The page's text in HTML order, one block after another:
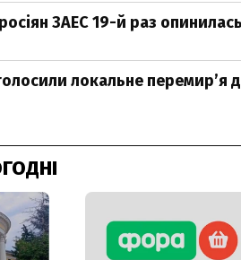
ЗАЕС 19-й раз
локальне перемирʼя